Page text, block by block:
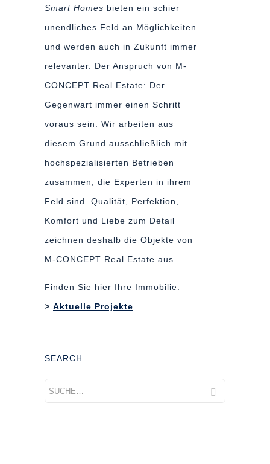
Smart Homes bieten ein schier
unendliches Feld an Möglichkeiten
und werden auch in Zukunft immer
relevanter. Der Anspruch von M-
CONCEPT Real Estate: Der
Gegenwart immer einen Schritt
voraus sein. Wir arbeiten aus
diesem Grund ausschließlich mit
hochspezialisierten Betrieben
zusammen, die Experten in ihrem
Feld sind. Qualität, Perfektion,
Komfort und Liebe zum Detail
zeichnen deshalb die Objekte von
M-CONCEPT Real Estate aus.
Finden Sie hier Ihre Immobilie:
> Aktuelle Projekte
SEARCH